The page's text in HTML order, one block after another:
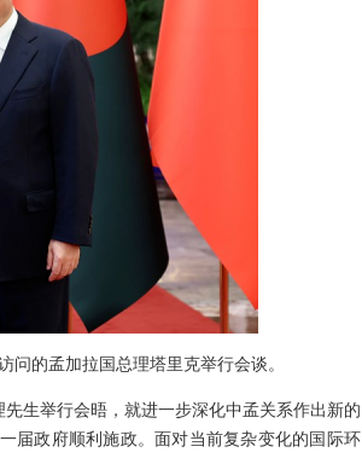
问的孟加拉国总理塔里克举行会谈。
生举行会晤，就进一步深化中孟关系作出新的
届政府顺利施政。面对当前复杂变化的国际环